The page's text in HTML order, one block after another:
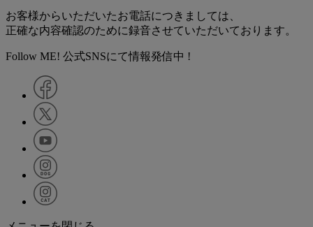
お客様からいただいたお電話につきましては、
正確な内容確認のために録音させていただいております。
Follow ME! 公式SNSにて情報発信中 !